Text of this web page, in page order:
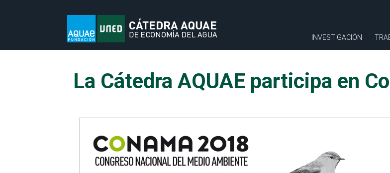
INVESTIGACIÓN
La Cátedra AQUAE participa en